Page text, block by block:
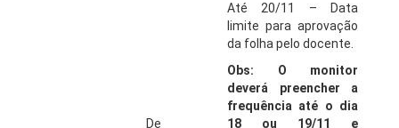
De
Até 20/11 – Data
limite para aprovação
da folha pelo docente.
Obs: O monitor
deverá preencher a
frequência até o dia
18 ou 19/11 e